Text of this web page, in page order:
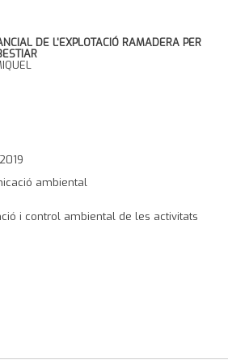
DE L'EXPLOTACIÓ RAMADERA PER
ambiental
i control ambiental de les activitats